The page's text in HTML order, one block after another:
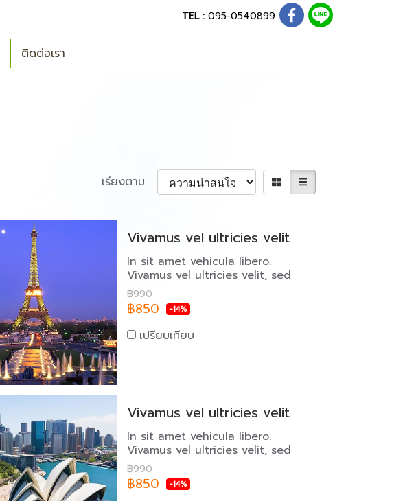
TEL : 095-0540899
ติดต่อเรา
เรียงตาม
Vivamus vel ultricies velit
In sit amet vehicula libero.
Vivamus vel ultricies velit, sed
fringilla elit.
฿990
฿850 -14%
เปรียบเทียบ
Vivamus vel ultricies velit
In sit amet vehicula libero.
Vivamus vel ultricies velit, sed
fringilla elit.
฿990
฿850 -14%